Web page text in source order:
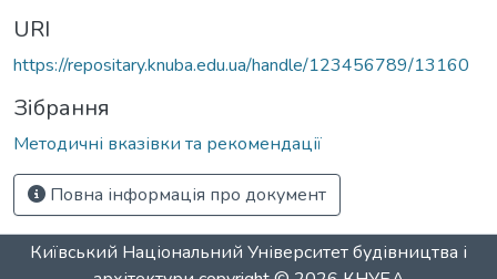
URI
https://repositary.knuba.edu.ua/handle/123456789/13160
Зібрання
Методичні вказівки та рекомендації
Повна інформація про документ
Київський Національний Університет будівництва і